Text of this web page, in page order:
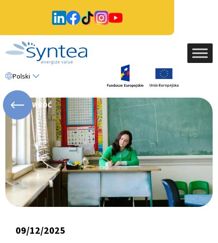
Polski
WRÓĆ
09/12/2025